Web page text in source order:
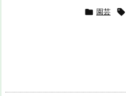
 園芸 